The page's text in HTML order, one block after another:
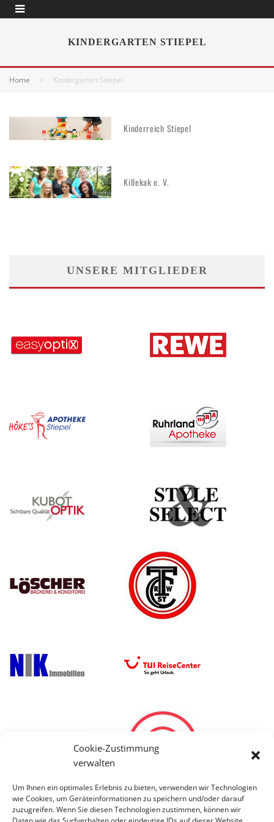
Cookie-Zustimmung
verwalten
Um Ihnen ein optimales Erlebnis zu bieten, verwenden wir Technologien
wie Cookies, um Geräteinformationen zu speichern und/oder darauf
zuzugreifen. Wenn Sie diesen Technologien zustimmen, können wir
KINDERGARTEN STIEPEL
Home Kindergarten Stiepel
Kinderreich Stiepel
Killekak e. V.
UNSERE MITGLIEDER